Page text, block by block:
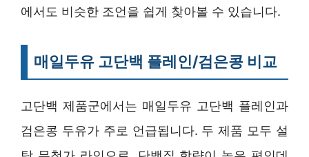
에서도 비슷한 조언을 쉽게 찾아볼 수 있습니다.
매일두유 고단백 플레인/검은콩 비교
고단백 제품군에서는 매일두유 고단백 플레인과
검은콩 두유가 주로 언급됩니다. 두 제품 모두 설